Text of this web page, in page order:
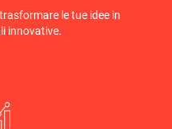
le tue idee in
innovative.